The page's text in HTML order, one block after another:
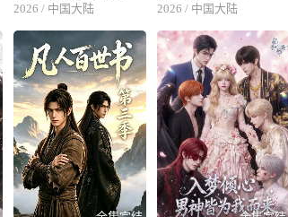
2026 / 中国大陆
2026 / 中国大陆